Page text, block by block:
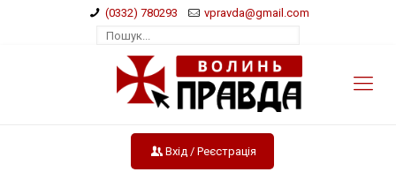
(0332) 780293 vpravda@gmail.com
Вхід / Реєстрація